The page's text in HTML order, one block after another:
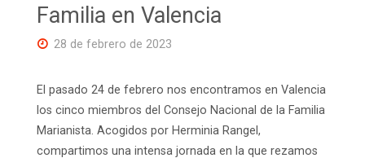
vida
de
Familia en Valencia
28 de febrero de 2023
El pasado 24 de febrero nos encontramos en Valencia
los cinco miembros del Consejo Nacional de la Familia
Marianista. Acogidos por Herminia Rangel,
compartimos una intensa jornada en la que rezamos